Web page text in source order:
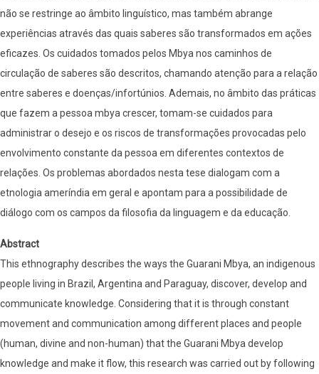
não se restringe ao âmbito linguístico, mas também abrange
experiências através das quais saberes são transformados em ações
eficazes. Os cuidados tomados pelos Mbya nos caminhos de
circulação de saberes são descritos, chamando atenção para a relação
entre saberes e doenças/infortúnios. Ademais, no âmbito das práticas
que fazem a pessoa mbya crescer, tomam-se cuidados para
administrar o desejo e os riscos de transformações provocadas pelo
envolvimento constante da pessoa em diferentes contextos de
relações. Os problemas abordados nesta tese dialogam com a
etnologia ameríndia em geral e apontam para a possibilidade de
diálogo com os campos da filosofia da linguagem e da educação.
Abstract
This ethnography describes the ways the Guarani Mbya, an indigenous
people living in Brazil, Argentina and Paraguay, discover, develop and
communicate knowledge. Considering that it is through constant
movement and communication among different places and people
(human, divine and non-human) that the Guarani Mbya develop
knowledge and make it flow, this research was carried out by following